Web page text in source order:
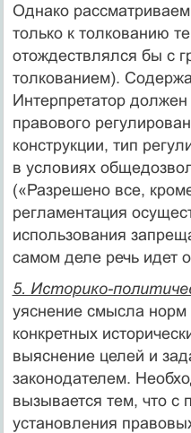
Однако
только к толкованию
отождествлялся бы с
толкованием).
Интерпретатор должен
правового
конструкции, тип
в условиях
(«Разрешено все,
регламентация
использования
самом деле речь идет
5. Историко-
уяснение смысла норм
конкретных
выяснение целей и
законодателем.
вызывается тем, что
установления